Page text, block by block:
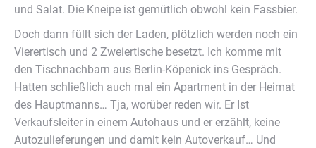
und Salat. Die Kneipe ist gemütlich obwohl kein Fassbier.
Doch dann füllt sich der Laden, plötzlich werden noch ein
Vierertisch und 2 Zweiertische besetzt. Ich komme mit
den Tischnachbarn aus Berlin-Köpenick ins Gespräch.
Hatten schließlich auch mal ein Apartment in der Heimat
des Hauptmanns… Tja, worüber reden wir. Er Ist
Verkaufsleiter in einem Autohaus und er erzählt, keine
Autozulieferungen und damit kein Autoverkauf… Und